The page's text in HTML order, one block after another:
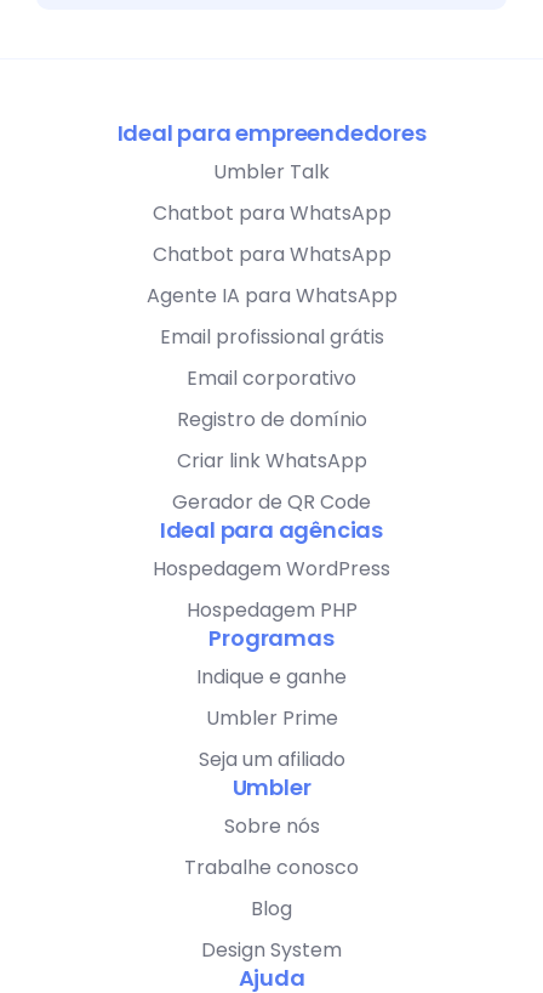
Ideal para empreendedores
Umbler Talk
Chatbot para WhatsApp
Chatbot para WhatsApp
Agente IA para WhatsApp
Email profissional grátis
Email corporativo
Registro de domínio
Criar link WhatsApp
Gerador de QR Code
Ideal para agências
Hospedagem WordPress
Hospedagem PHP
Programas
Indique e ganhe
Umbler Prime
Seja um afiliado
Umbler
Sobre nós
Trabalhe conosco
Blog
Design System
Ajuda